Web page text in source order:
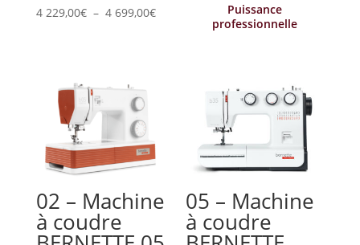
4 229,00€ – 4 699,00€Plage
699,00€
Puissance
professionnelle
02 – Machine
à coudre
05 – Machine
à coudre